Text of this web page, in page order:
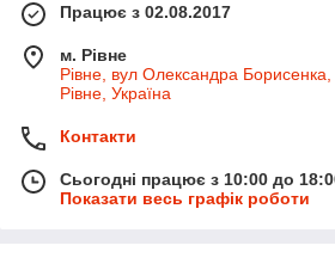
Працює з 02.08.2017
м. Рівне
Рівне, вул Олександра
Рівне, Україна
Контакти
Сьогодні працює з 10:00 до
Показати весь графік роботи